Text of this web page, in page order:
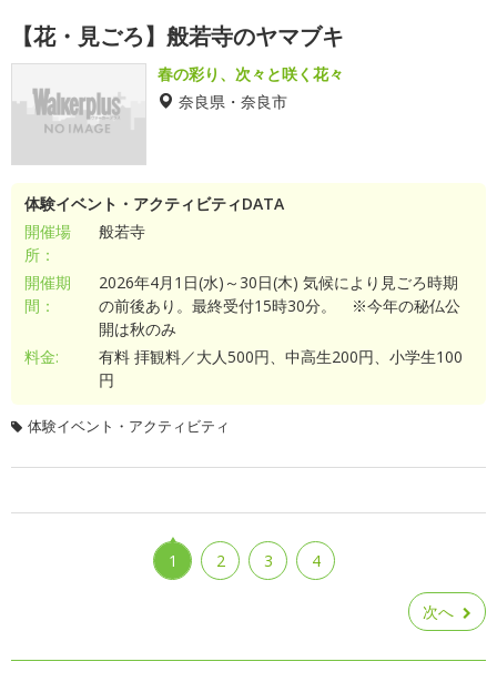
【花・見ごろ】般若寺のヤマブキ
春の彩り、次々と咲く花々
奈良県・奈良市
体験イベント・アクティビティDATA
開催場
所：
般若寺
開催期
間：
2026年4月1日(水)～30日(木) 気候により見ごろ時期
の前後あり。最終受付15時30分。 ※今年の秘仏公
開は秋のみ
料金:
有料 拝観料／大人500円、中高生200円、小学生100
円
体験イベント・アクティビティ
1 2 3 4
次へ